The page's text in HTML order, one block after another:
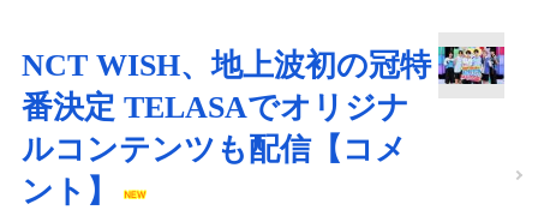
NCT WISH、地上波初の冠特
番決定 TELASAでオリジナ
ルコンテンツも配信【コメ
ント】